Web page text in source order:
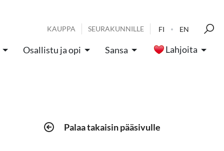
KAUPPA SEURAKUNNILLE FI EN
Osallistu ja opi Sansa Lahjoita
Palaa takaisin pääsivulle